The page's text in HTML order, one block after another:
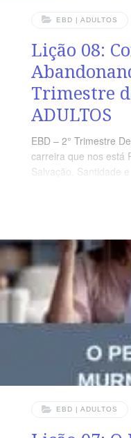
EBD | ADULTOS
Lição 08:
Trimestre
ADULTOS
EBD – 2° Trimestre
carreira que nos está
Salvação, Santidade
misericórdia.” (Pv
desfrutar um
com Deus,
abandoná-lo de uma
Segunda – Sl 12.5
transgressões ao
EBD | ADULTOS